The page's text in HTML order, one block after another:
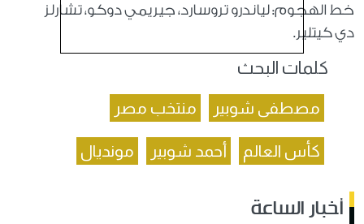
خط الهجوم: لياندرو تروسارد، جيريمي دوكو، تشارلز
دي كيتلير.
كلمات البحث
مصطفى شوبير منتخب مصر
كأس العالم أحمد شوبير مونديال
أخبار الساعة